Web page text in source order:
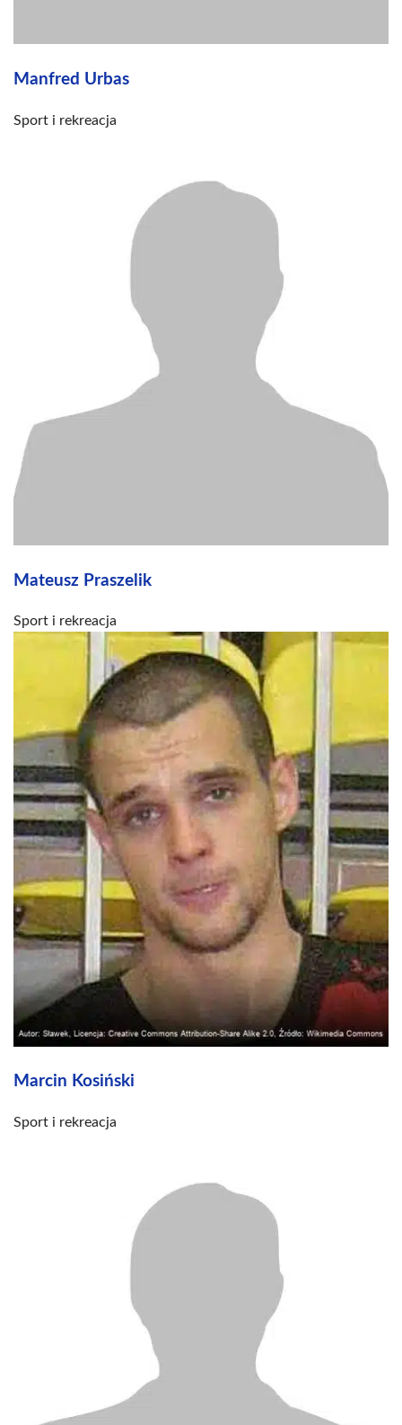
Manfred Urbas
Sport i rekreacja
Mateusz Praszelik
Sport i rekreacja
Marcin Kosiński
Sport i rekreacja